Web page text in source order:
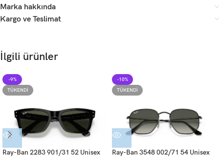
Marka hakkında
Kargo ve Teslimat
İlgili ürünler
-9%
TÜKENDI
Ray-Ban 2283 901/31 52 Unisex
-10%
TÜKENDI
Ray-Ban 3548 002/71 54 Unisex